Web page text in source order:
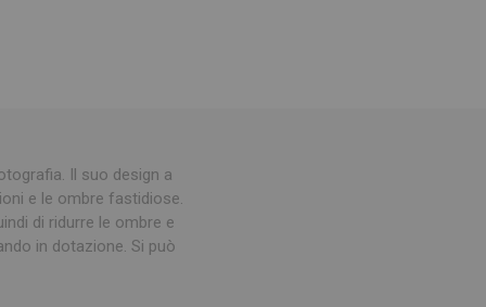
Il suo design a
e le ombre fastidiose.
di ridurre le ombre e
in dotazione. Si può